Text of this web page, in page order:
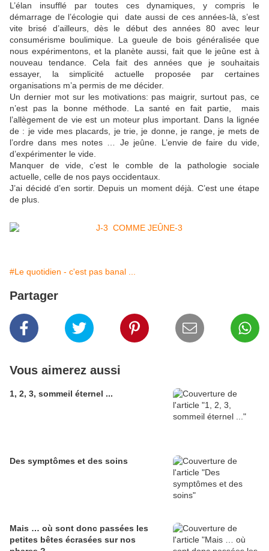
L’élan insufflé par toutes ces dynamiques, y compris le
démarrage de l’écologie qui date aussi de ces années-là, s’est
vite brisé d’ailleurs, dès le début des années 80 avec leur
consumérisme boulimique. La gueule de bois généralisée que
nous expérimentons, et la planète aussi, fait que le jeûne est à
nouveau tendance. Cela fait des années que je souhaitais
essayer, la simplicité actuelle proposée par certaines
organisations m’a permis de me décider.
Un dernier mot sur les motivations: pas maigrir, surtout pas, ce
n’est pas la bonne méthode. La santé en fait partie, mais
l’allègement de vie est un moteur plus important. Dans la lignée
de : je vide mes placards, je trie, je donne, je range, je mets de
l’ordre dans mes notes … Je jeûne. L’envie de faire du vide,
d’expérimenter le vide.
Manquer de vide, c’est le comble de la pathologie sociale
actuelle, celle de nos pays occidentaux.
J’ai décidé d’en sortir. Depuis un moment déjà. C’est une étape
de plus.
#Le quotidien - c'est pas banal ...
Partager
Vous aimerez aussi
1, 2, 3, sommeil éternel ...
Des symptômes et des soins
Mais … où sont donc passées les
petites bêtes écrasées sur nos